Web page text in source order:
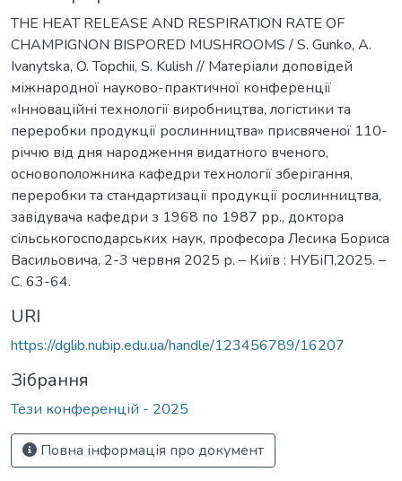
THE HEAT RELEASE AND RESPIRATION RATE OF
CHAMPIGNON BISPORED MUSHROOMS / S. Gunko, A.
Ivanytska, O. Topchii, S. Kulish // Матеріали доповідей
міжнародної науково-практичної конференції
«Інноваційні технології виробництва, логістики та
переробки продукції рослинництва» присвяченої 110-
річчю від дня народження видатного вченого,
основоположника кафедри технології зберігання,
переробки та стандартизації продукції рослинництва,
завідувача кафедри з 1968 по 1987 рр., доктора
сільськогосподарських наук, професора Лесика Бориса
Васильовича, 2-3 червня 2025 р. – Київ : НУБіП,2025. –
С. 63-64.
URI
https://dglib.nubip.edu.ua/handle/123456789/16207
Зібрання
Тези конференцій - 2025
Повна інформація про документ